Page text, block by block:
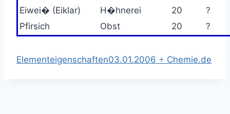
Eiwei� (Eiklar)
H�hnerei 20
?
Pfirsich
Obst 20 ?
Elementeigenschaften03.01.2006 ÷ Chemie.de